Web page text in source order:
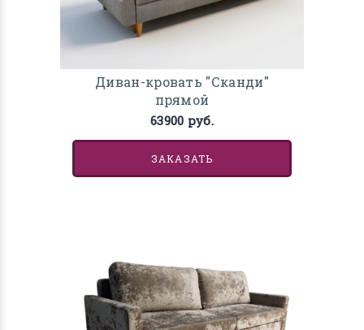
Диван-кровать "Сканди"
прямой
63900 руб.
ЗАКАЗАТЬ